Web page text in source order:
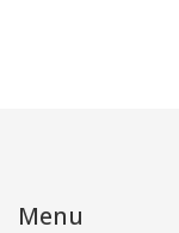
Menu